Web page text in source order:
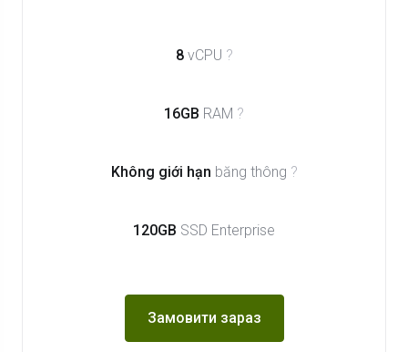
8vCPU ?
16GB RAM ?
Không giới hạn băng thông ?
120GB SSD Enterprise
Замовити зараз